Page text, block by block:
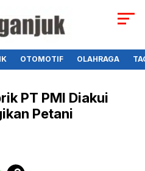
OTOMOTIF OLAHRAGA
PT PMI Diakui
Petani